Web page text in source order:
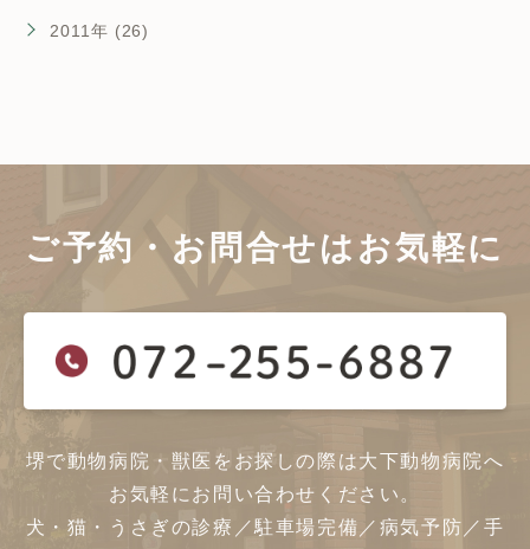
2011年 (26)
ご予約・お問合せは お気軽に
堺で動物病院・獣医をお探しの際は大下動物病院へ
お気軽にお問い合わせください。
犬・猫・うさぎの診療／駐車場完備／病気予防／手